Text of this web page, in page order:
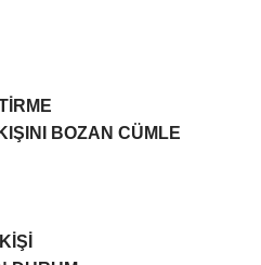
BOZAN CÜMLE